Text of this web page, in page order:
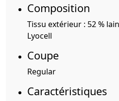
Composition
Tissu extérieur : 52 %
Lyocell
Coupe
Regular
Caractéristiques